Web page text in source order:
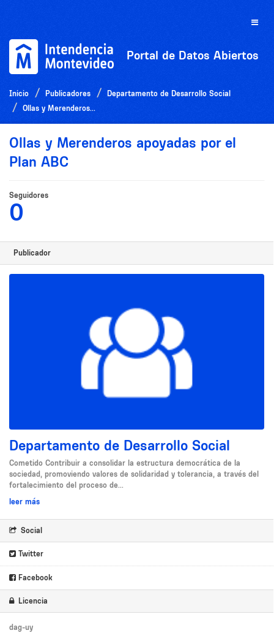
Toggle
Portal de Datos Abiertos
Inicio Publicadores
Departamento de Desarrollo Social
Ollas y Merenderos...
Ollas y Merenderos apoyadas por el
Plan ABC
Seguidores
0
Publicador
Departamento de Desarrollo Social
Cometido Contribuir a consolidar la estructura democrática de la
sociedad, promoviendo valores de solidaridad y tolerancia, a través del
fortalecimiento del proceso de...
leer más
Social
Twitter
Facebook
Licencia
dag-uy